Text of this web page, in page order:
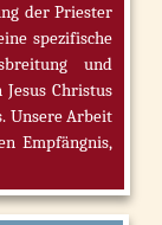
der Priester
spezifische
und
Christus
Unsere Arbeit
Empfängnis,